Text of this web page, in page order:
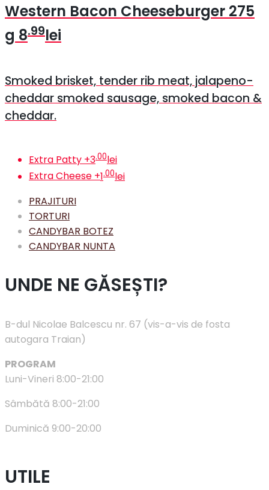
Western Bacon Cheeseburger 275
g 8.99lei
Smoked brisket, tender rib meat, jalapeno-
cheddar smoked sausage, smoked bacon &
cheddar.
Extra Patty +3.00lei
Extra Cheese+1.00lei
PRAJITURI
TORTURI
CANDYBAR BOTEZ
CANDYBAR NUNTA
UNDE NE GĂSEȘTI?
B-dul Nicolae Balcescu nr. 67 (vis-a-vis de fosta
autogara Traian)
PROGRAM
Luni-Vineri 8:00-21:00
Sâmbătă 8:00-21:00
Duminică 9:00-20:00
UTILE